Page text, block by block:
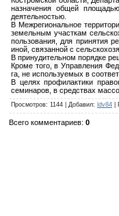
назначения общей
деятельностью.
В Межрегиональное
земельным участкам
пользования, для принятия
иной, связанной с
В принудительном порядке
Кроме того, в Управления
га, не используемых в
В целях профилактики
семинаров, в средствах
Просмотров: 1144 | Добавил: ldv84|
Всего комментариев: 0